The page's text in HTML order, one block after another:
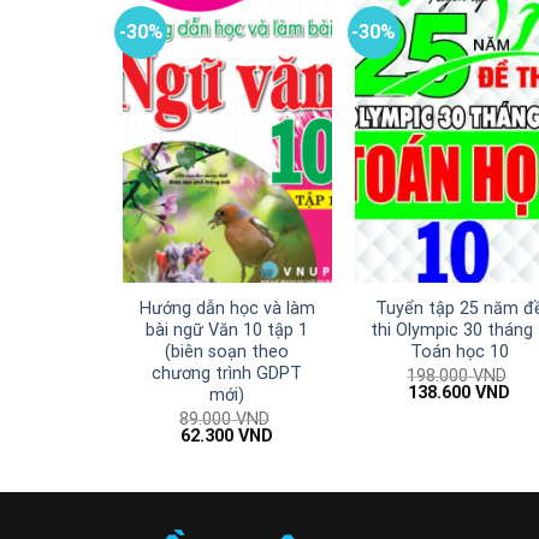
-30%
Hướng dẫn học và làm
bài ngữ Văn 10 tập 1
(biên soạn theo
chương trình GDPT
mới)
89.000VND
Giá
62.300VND
-30%
Tuyển tập 25 năm
thi Olympic 30 tháng
Toán học 10
198.000VND
Giá
138.600VND